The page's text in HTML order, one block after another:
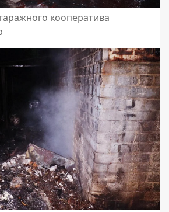
кооператива